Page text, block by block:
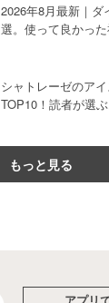
2026年8月最新｜ダ
選。使って良かっ
シャトレーゼのア
TOP10！読者が選
もっと見る